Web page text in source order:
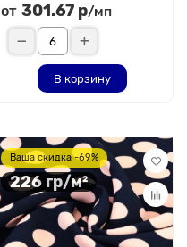
от 301.67 р/мп
В корзину
Ваша скидка -69%
226 гр/м²